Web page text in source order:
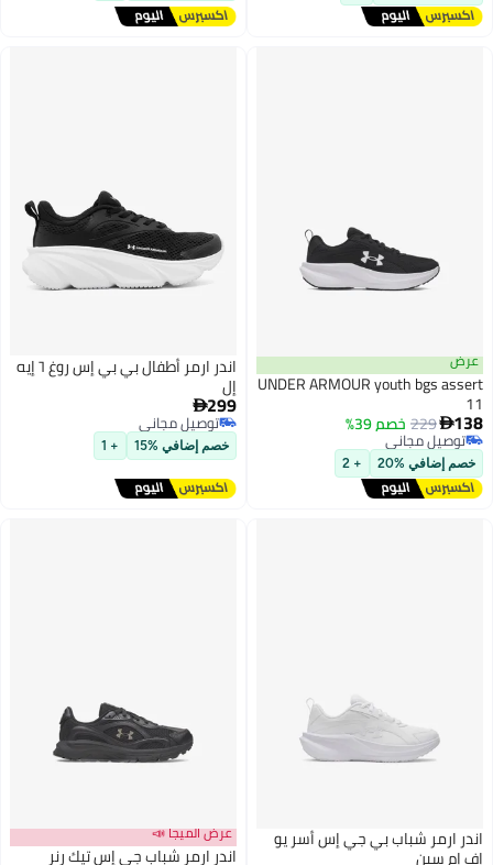
عرض
UNDER ARMOUR youth bgs assert
11
138
229 خصم 39%
توصيل مجاني
توصيل مجاني
خصم إضافي %20 + 2
اندر ارمر أطفال بي بي إس روغ ٦ إيه
إل
299
توصيل مجاني
توصيل مجاني
خصم إضافي %15 + 1
اندر ارمر شباب بي جي إس أسر يو
إف إم سين
عرض الميجا 📣
اندر ارمر شباب جي إس تيك رنر